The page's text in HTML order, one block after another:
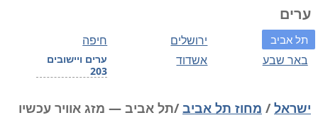
ערים
חיפה ירושלים תל אביב
ערים ויישובים
203
אשדוד באר שבע
ישראל/ מחוז תל אביב/תל אביב — מזג אוויר עכשיו